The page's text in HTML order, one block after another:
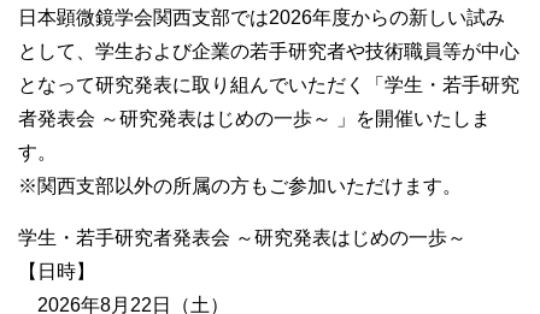
日本顕微鏡学会関西支部では2026年度からの新しい試み
として、学生および企業の若手研究者や技術職員等が中心
となって研究発表に取り組んでいただく「学生・若手研究
者発表会 ～研究発表はじめの一歩～ 」を開催いたしま
す。
※関西支部以外の所属の方もご参加いただけます。
学生・若手研究者発表会 ～研究発表はじめの一歩～
【日時】
2026年8月22日（土）